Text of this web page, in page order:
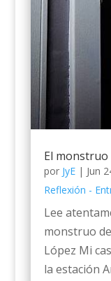
El
por JyE| Jun
Reflexión -
Lee
monstruo
López Mi
la estación